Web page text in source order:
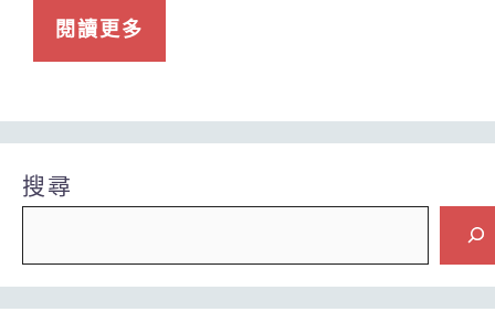
閱讀更多
搜尋